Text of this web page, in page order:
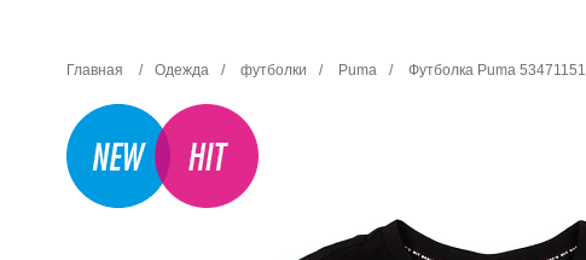
Главная / Одежда / футболки / Puma / Футболка Puma 53471151